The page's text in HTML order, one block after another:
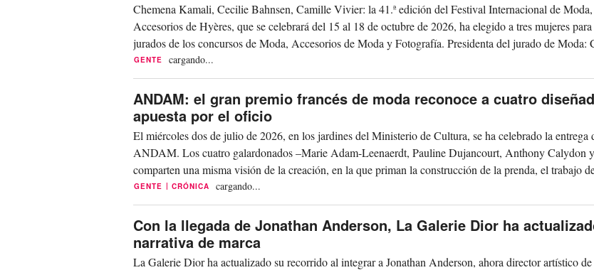
Chemena Kamali, Cecilie Bahnsen, Camille Vivier: la 41.ª edición del Festival Internacional de
Accesorios de Hyères, que se celebrará del 15 al 18 de octubre de 2026, ha elegido a tres mujeres
jurados de los concursos de Moda, Accesorios de Moda y Fotografía. Presidenta del jurado de Moda:
Kamali,...
GENTE cargando...
ANDAM: el gran premio francés de moda reconoce a cuatro
apuesta por el oficio
El miércoles dos de julio de 2026, en los jardines del Ministerio de Cultura, se ha celebrado la entrega
ANDAM. Los cuatro galardonados –Marie Adam-Leenaerdt, Pauline Dujancourt, Anthony Calydon
comparten una misma visión de la creación, en la que priman la construcción de la prenda, el trabajo
el...
GENTE | CRÓNICA cargando...
Con la llegada de Jonathan Anderson, La Galerie Dior ha
narrativa de marca
La Galerie Dior ha actualizado su recorrido al integrar a Jonathan Anderson, ahora director artístico